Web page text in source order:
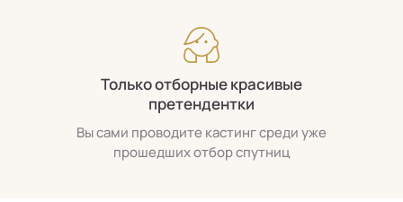
Только отборные красивые
претендентки
Вы сами проводите кастинг среди уже
прошедших отбор спутниц